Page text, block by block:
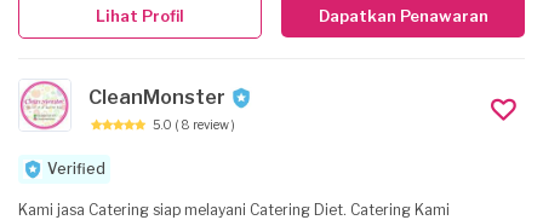
Dapatkan Penawaran
Lihat Profil
CleanMonster
5.0 ( 8 review )
Verified
Kami jasa Catering siap melayani Catering Diet. Catering Kami